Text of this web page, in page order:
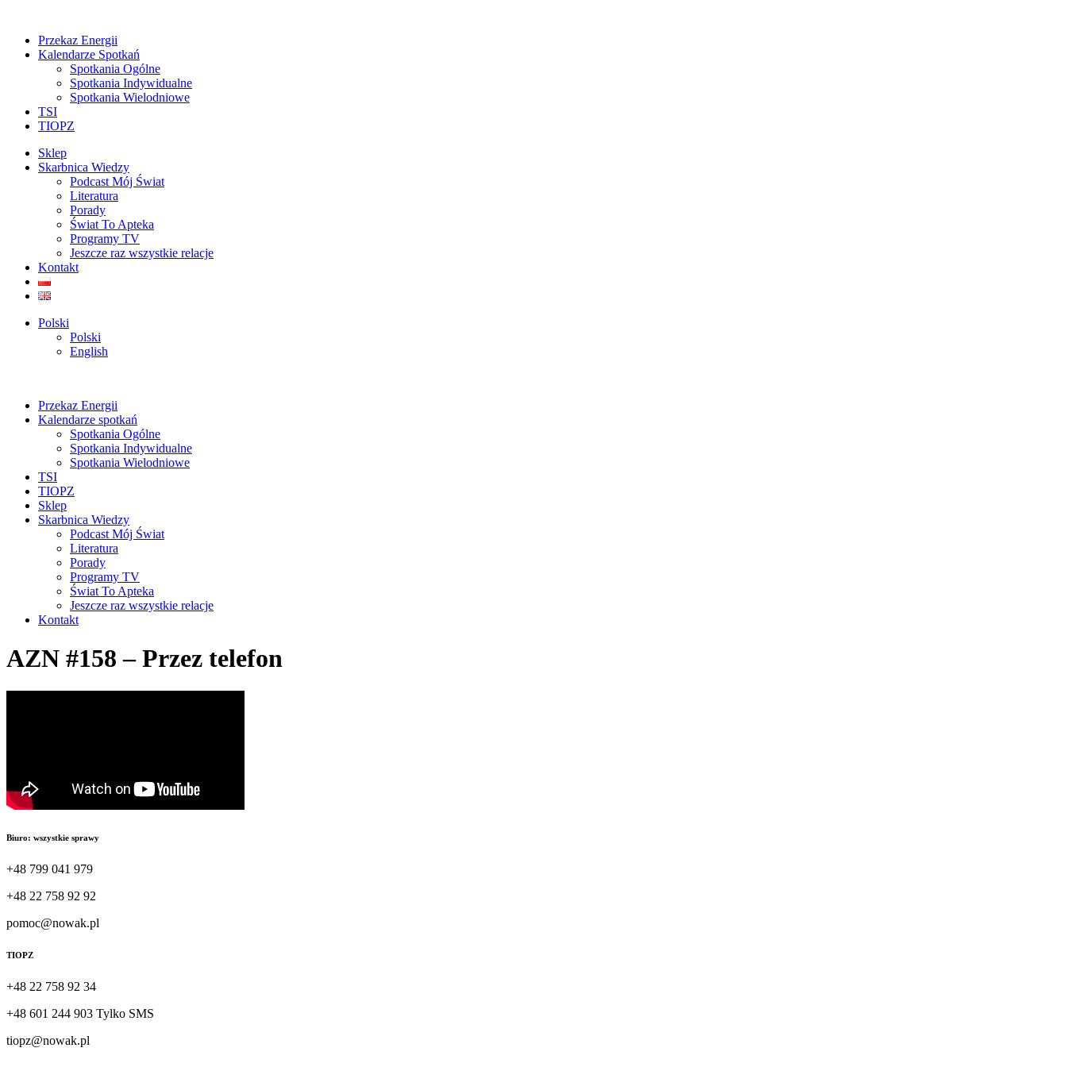
Przekaz Energii
Kalendarze Spotkań
Spotkania Ogólne
Spotkania Indywidualne
Spotkania Wielodniowe
TSI
TIOPZ
Sklep
Skarbnica Wiedzy
Podcast Mój Świat
Literatura
Porady
Świat To Apteka
Programy TV
Jeszcze raz wszystkie relacje
Kontakt
Polski
Polski
English
Przekaz Energii
Kalendarze spotkań
Spotkania Ogólne
Spotkania Indywidualne
Spotkania Wielodniowe
TSI
TIOPZ
Sklep
Skarbnica Wiedzy
Podcast Mój Świat
Literatura
Porady
Programy TV
Świat To Apteka
Jeszcze raz wszystkie relacje
Kontakt
AZN #158 – Przez telefon
Biuro: wszystkie sprawy
+48 799 041 979
+48 22 758 92 92
pomoc@nowak.pl
TIOPZ
+48 22 758 92 34
+48 601 244 903 Tylko SMS
tiopz@nowak.pl